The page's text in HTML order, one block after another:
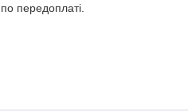
передоплаті.